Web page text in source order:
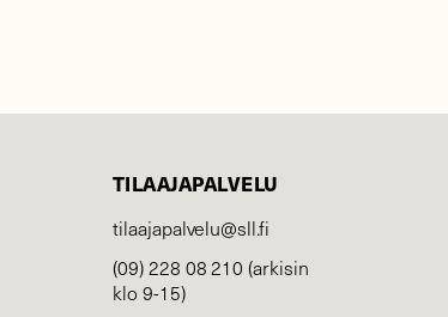
TILAAJAPALVELU
tilaajapalvelu@sll.fi
(09) 228 08 210 (arkisin
klo 9-15)